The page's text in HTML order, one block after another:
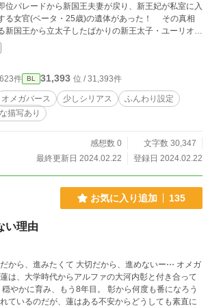
位パレードから新国王夫妻が戻り、新王妃が私室に入
る女官(ベータ・25歳)の遺体があった！ その真相
新国王から立太子したばかりの新王太子・ユーリオに
年」シリーズの一つとなっており、登場人物は同じで
い方には、登場人物が今一つ、分かりにくいと思いま
頂いた方がより楽しめると思います。他のサイトにも
件 BL 31,393 位 / 31,393件
オメガバース 少しシリアス
ふんわり設定
描写あり
感想数 0
文字数 30,347
最終更新日 2024.02.22
登録日 2024.02.22
お気に入り追加 135
い理由
から、進みたくて 大切だから、進めないー⋯ オメガ
は、大学時代からアルファの大河内彰と付き合って
に育み、もう8年目。 彰から何度も番になろう
ているのだが、蓮はある不安からどうしても素直に